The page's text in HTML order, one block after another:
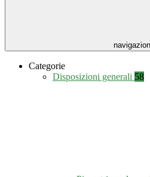
Categorie
Disposizioni generali 58